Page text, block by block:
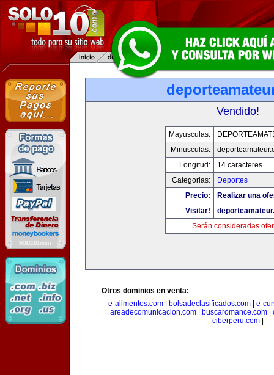
Vendido!
Mayusculas:
Minusculas:
Longitud:
14 caracteres
Categorias:
Deportes
Precio:
Realizar una
Visitar!
Serán consideradas
Otros dominios en venta:
e-alimentos.com| bolsadeclasificados.com| e-
areadecomunicacion.com| buscaromance.com|
ciberperu.com